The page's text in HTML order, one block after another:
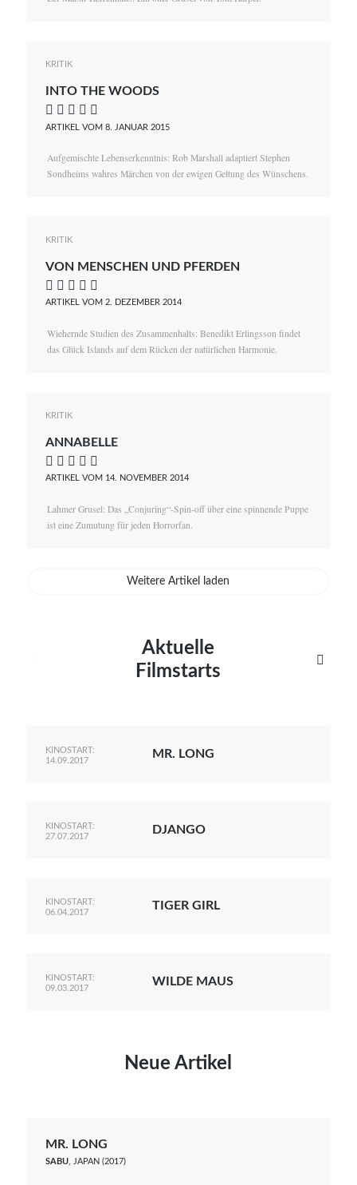
KRITIK
INTO THE WOODS
    
ARTIKEL VOM 8. JANUAR 2015
Aufgemischte Lebenserkenntnis: Rob Marshall adaptiert Stephen
Sondheims wahres Märchen von der ewigen Geltung des Wünschens.
KRITIK
VON MENSCHEN UND PFERDEN
    
ARTIKEL VOM 2. DEZEMBER 2014
Wiehernde Studien des Zusammenhalts: Benedikt Erlingsson findet
das Glück Islands auf dem Rücken der natürlichen Harmonie.
KRITIK
ANNABELLE
    
ARTIKEL VOM 14. NOVEMBER 2014
Lahmer Grusel: Das „Conjuring“-Spin-off über eine spinnende Puppe
ist eine Zumutung für jeden Horrorfan.
Weitere Artikel laden
Aktuelle
Filmstarts

KINOSTART:
14.09.2017
MR. LONG
KINOSTART:
27.07.2017
DJANGO
KINOSTART:
06.04.2017
TIGER GIRL
KINOSTART:
09.03.2017
WILDE MAUS
Neue Artikel
MR. LONG
SABU , JAPAN (2017)